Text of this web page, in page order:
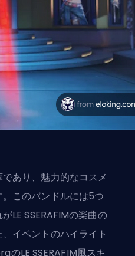
あり、魅力的なコスメ
このバンドルには5つ
LE SSERAFIMの楽曲の
イベントのハイライト
LE SSERAFIM風スキ